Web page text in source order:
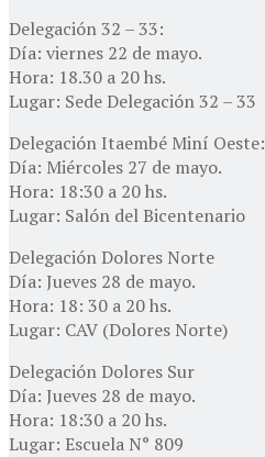
Delegación 32 – 33:
Día: viernes 22 de mayo.
Hora: 18.30 a 20 hs.
Lugar: Sede Delegación 32 – 33
Delegación Itaembé Miní Oeste:
Día: Miércoles 27 de mayo.
Hora: 18:30 a 20 hs.
Lugar: Salón del Bicentenario
Delegación Dolores Norte
Día: Jueves 28 de mayo.
Hora: 18: 30 a 20 hs.
Lugar: CAV (Dolores Norte)
Delegación Dolores Sur
Día: Jueves 28 de mayo.
Hora: 18:30 a 20 hs.
Lugar: Escuela N° 809